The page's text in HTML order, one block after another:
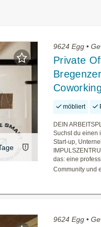
9624 Egg •
Private
möbliert
DEIN
Suchst du einen
Start-up,
das: eine
Community und
9624 Egg •